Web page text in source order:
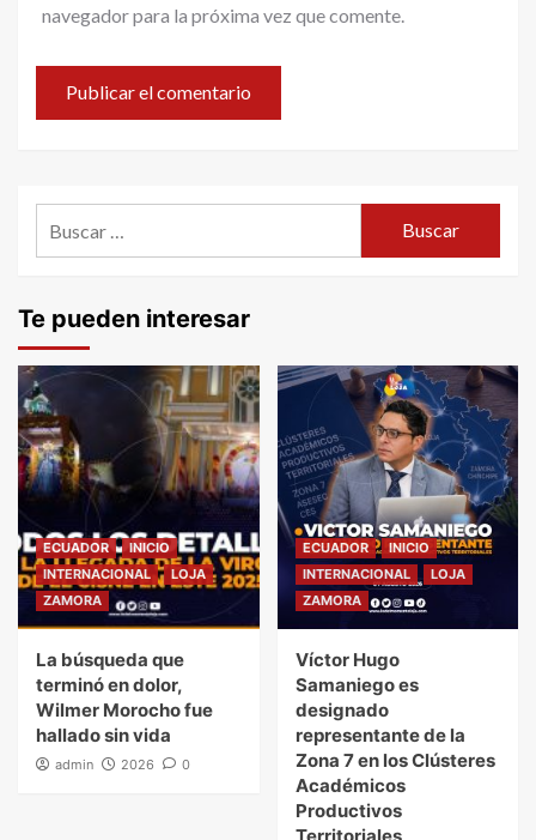
navegador para la próxima vez que comente.
Te pueden interesar
ECUADOR
INICIO
INTERNACIONAL
LOJA
ZAMORA
La búsqueda que
terminó en dolor,
Wilmer Morocho fue
hallado sin vida
admin 2026 0
ECUADOR
INICIO
INTERNACIONAL
LOJA
ZAMORA
Víctor Hugo
Samaniego es
designado
representante de la
Zona 7 en los Clústeres
Académicos
Productivos
Territoriales